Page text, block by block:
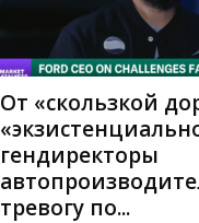
От «скользкой
гендиректоры
тревогу по...